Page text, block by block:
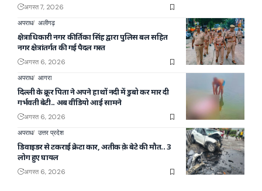
अगस्त 7, 2026
अपराध अलीगढ़
क्षेत्राधिकारी नगर कीर्तिका सिंह द्वारा पुलिस बल सहित
नगर क्षेत्रांतर्गत की गई पैदल गस्त
अगस्त 6, 2026
अपराध आगरा
दिल्ली के क्रूर पिता ने अपने हाथों नदी में डुबो कर मार दी
गर्भवती बेटी.. अब वीडियो आई सामने
अगस्त 6, 2026
अपराध उत्तर प्रदेश
डिवाइडर से टकराई क्रेटा कार, अतीक क़े बेटे की मौत.. 3
लोग हुए घायल
अगस्त 6, 2026